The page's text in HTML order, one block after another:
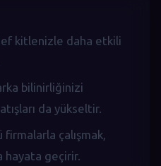
kitlenizle daha etkili
bilinirliğinizi
da yükseltir.
çalışmak,
hayata geçirir.